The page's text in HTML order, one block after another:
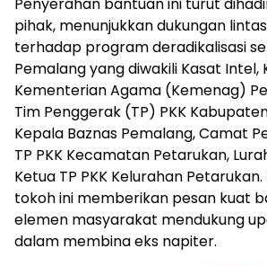
Penyerahan bantuan ini turut
pihak, menunjukkan dukungan
terhadap program deradikalisasi
Pemalang yang diwakili Kasat Intel,
Kementerian Agama (Kemenag)
Tim Penggerak (TP) PKK
Kepala Baznas Pemalang, Camat
TP PKK Kecamatan Petarukan,
Ketua TP PKK Kelurahan
tokoh ini memberikan pesan kuat
elemen masyarakat mendukung
dalam membina eks napiter.